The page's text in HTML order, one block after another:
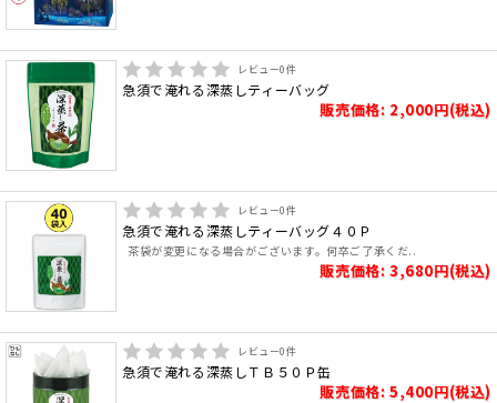
レビュー0件
急須で淹れる深蒸しティーバッグ
販売価格: 2,000円(税込)
レビュー0件
急須で淹れる深蒸しティーバッグ４０Ｐ
茶袋が変更になる場合がございます。何卒ご了承くだ..
販売価格: 3,680円(税込)
レビュー0件
急須で淹れる深蒸しＴＢ５０Ｐ缶
販売価格: 5,400円(税込)